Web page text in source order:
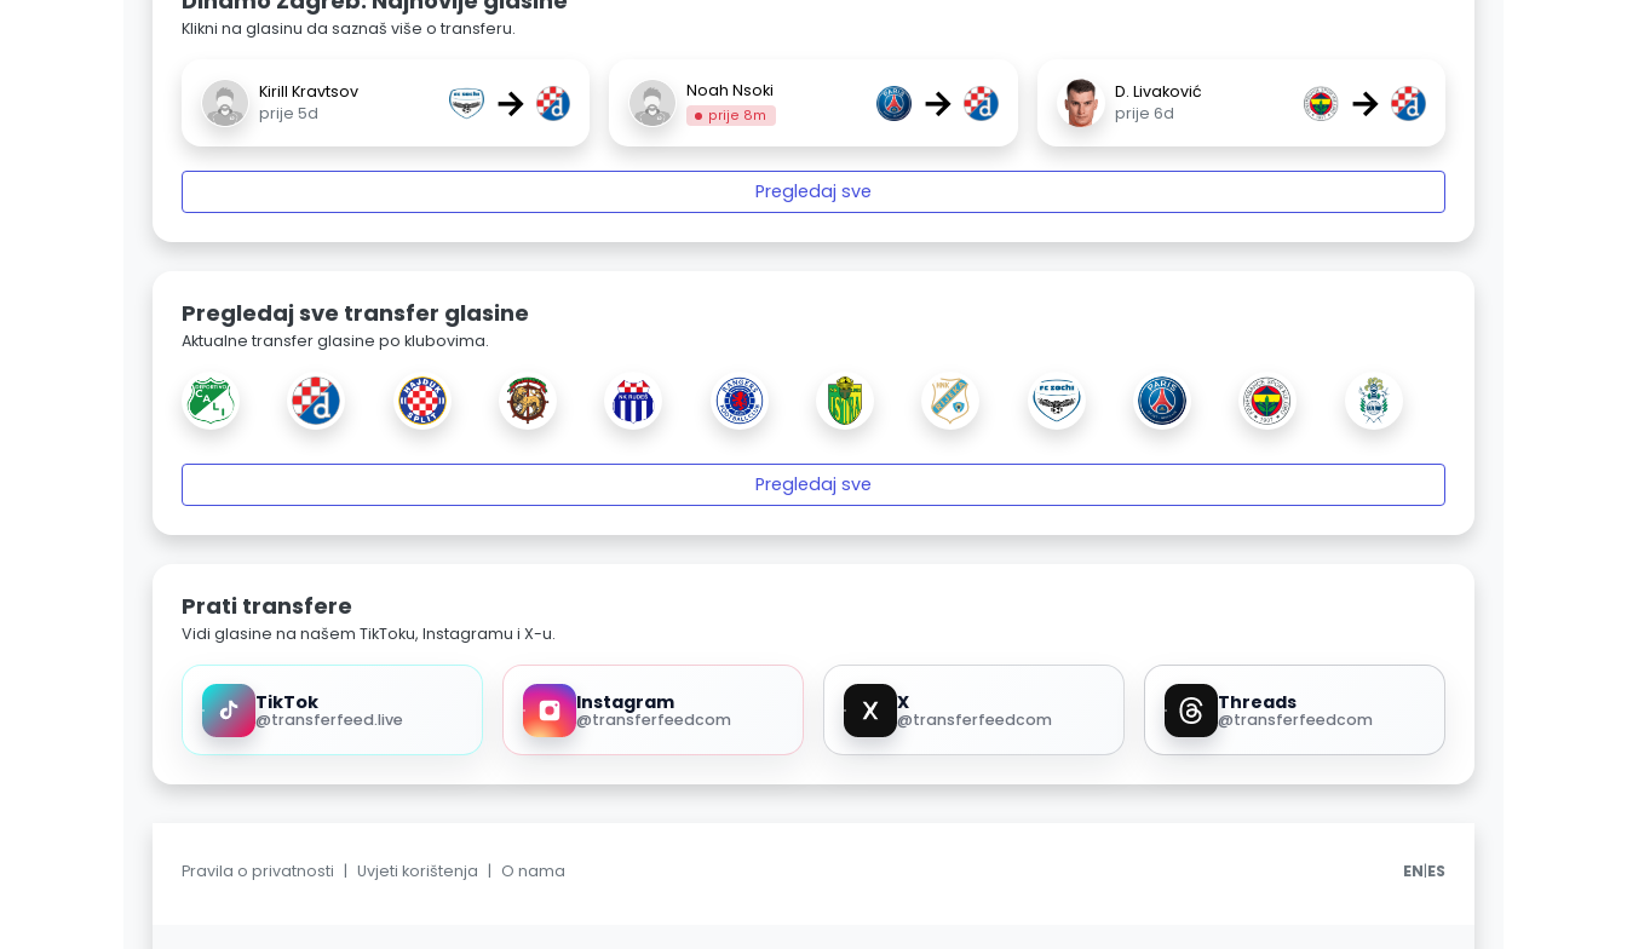
Klikni na glasinu da saznaš više o transferu.
Kirill Kravtsov
prije 5d
→ Noah Nsoki
prije 8m →
D. Livaković
prije 6d
→
Pregledaj sve
Pregledaj sve transfer glasine
Aktualne transfer glasine po klubovima.
Pregledaj sve
Prati transfere
Vidi glasine na našem TikToku, Instagramu i X-u.
TikTok
@transferfeed.live
Instagram
@transferfeedcom
X
@transferfeedcom
Threads
@transferfeedcom
Pravila o privatnosti | Uvjeti korištenja | O nama EN|ES